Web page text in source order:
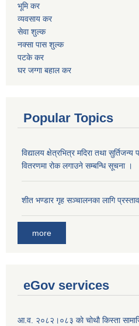
भूमि कर
व्यवसाय कर
सेवा शुल्क
नक्सा पास शुल्क
पटके कर
घर जग्गा बहाल कर
Popular Topics
विद्यालय क्षेत्रभित्र मदिरा तथा सुर्तिजन्य
वितरणमा रोक लगाउने सम्बन्धि सूचना ।
शीत भण्डार गृह सञ्चालनका लागि
more
eGov services
आ.व. २०८२।०८३ काे चोथाै‌ किस्ता